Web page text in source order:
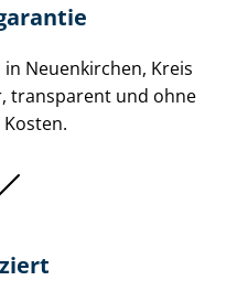
Neuenkirchen, Kreis
transparent und ohne